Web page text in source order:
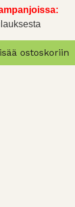
ostoskoriin